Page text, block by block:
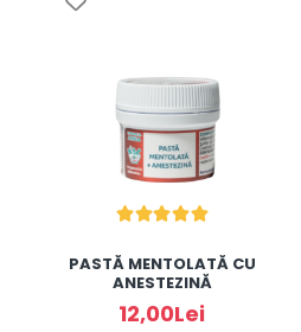
PASTĂ MENTOLATĂ CU
ANESTEZINĂ
12,00Lei